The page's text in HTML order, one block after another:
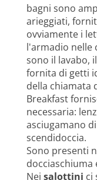
bagni sono
arieggiati,
ovviamente i
l'armadio nelle
sono il lavabo,
fornita di getti
della chiamata
Breakfast
necessaria:
asciugamano
scendidoccia.
Sono presenti
docciaschiuma
Nei salottini ci